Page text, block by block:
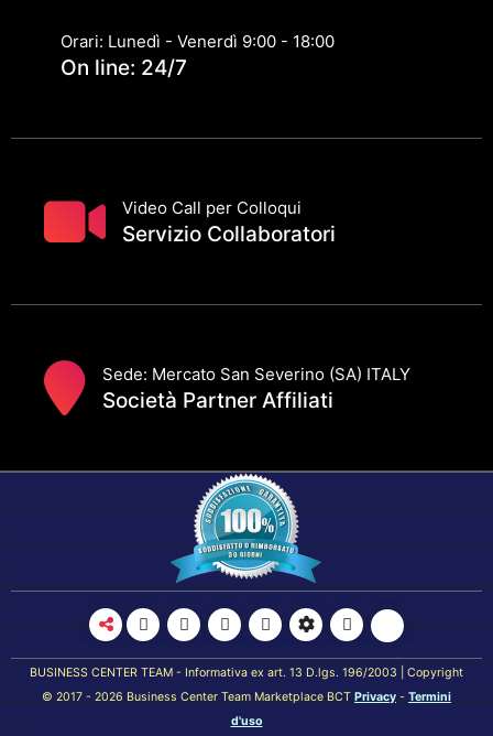
Orari: Lunedì - Venerdì 9:00 - 18:00
On line: 24/7
Video Call per Colloqui
Servizio Collaboratori
Sede: Mercato San Severino (SA) ITALY
Società Partner Affiliati
BUSINESS CENTER TEAM - Informativa ex art. 13 D.lgs. 196/2003 | Copyright
© 2017 - 2026 Business Center Team Marketplace BCT Privacy - Termini
d'uso